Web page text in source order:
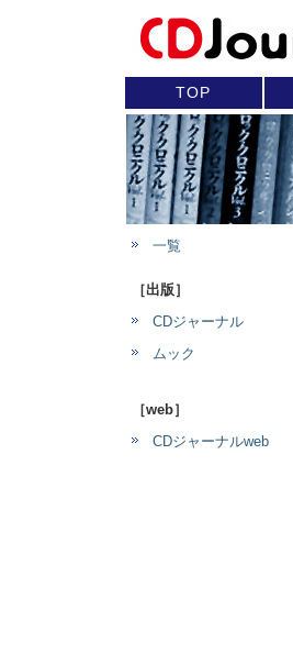
TOP
一覧
［出版］
CDジャーナル
ムック
［web］
CDジャーナルweb